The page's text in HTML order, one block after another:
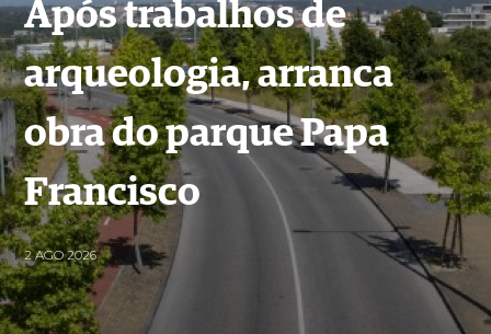
Após trabalhos de
arqueologia, arranca
obra do parque Papa
Francisco
2 AGO 2026